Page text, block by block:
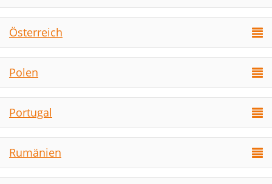
Österreich
Polen
Portugal
Rumänien